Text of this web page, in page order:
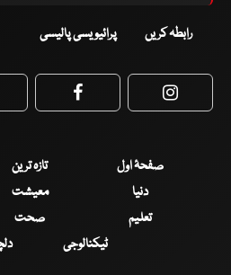
رابطہ کریں پرائیویسی پالیسی
Facebook
صفحۂ اول تازہ ترین
دنیا
معیشت
تعلیم
صحت
ٹیکنالوجی